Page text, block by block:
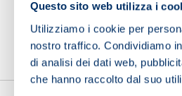
Questo sito web utilizza i
Utilizziamo i cookie per
nostro traffico. Condividiamo
di analisi dei dati web,
che hanno raccolto dal suo